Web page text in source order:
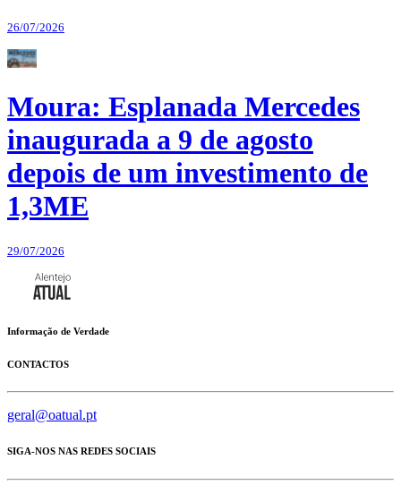
26/07/2026
Moura: Esplanada Mercedes
inaugurada a 9 de agosto
depois de um investimento de
1,3ME
29/07/2026
Informação de Verdade
CONTACTOS
geral@oatual.pt
SIGA-NOS NAS REDES SOCIAIS